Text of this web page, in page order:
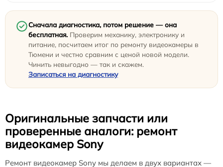
Сначала диагностика, потом решение — она
бесплатная. Проверим механику, электронику и
питание, посчитаем итог по ремонту видеокамеры в
Тюмени и честно сравним с ценой новой модели.
Чинить невыгодно — так и скажем.
Записаться на диагностику
Оригинальные запчасти или
проверенные аналоги: ремонт
видеокамер Sony
Ремонт видеокамер Sony мы делаем в двух вариантах —